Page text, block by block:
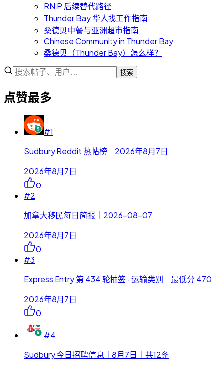
RNIP 后续替代路径
Thunder Bay 华人找工作指南
桑德贝中餐与亚洲超市指南
Chinese Community in Thunder Bay
桑德贝（Thunder Bay）怎么样？
搜索
点赞最多
#1
Sudbury Reddit 热帖榜｜2026年8月7日
2026年8月7日
0
#2
加拿大移民每日简报｜2026-08-07
2026年8月7日
0
#3
Express Entry 第 434 轮抽签 · 运输类别｜最低分 470
2026年8月7日
0
#4
Sudbury 今日招聘信息｜8月7日｜共12条